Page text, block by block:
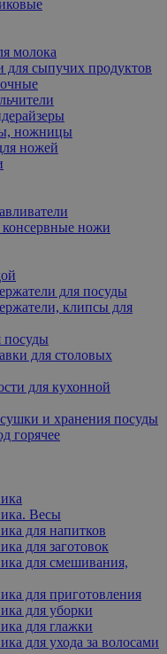
молока
сыпучих продуктов
ножницы
ножей
ножи
для посуды
клипсы для
для столовых
для кухонной
и хранения посуды
горячее
Весы
для напитков
для заготовок
для смешивания,
для приготовления
для уборки
для глажки
для ухода за волосами